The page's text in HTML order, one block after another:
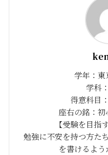
学年：東
学科
得意科目
座右の銘：
【受験を目指
勉強に不安を持つ方た
を書けるよう